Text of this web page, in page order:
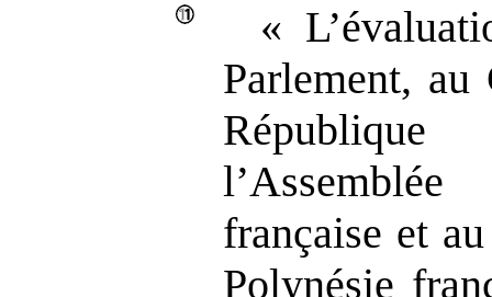
«
Parlement, au
française et
Polynésie